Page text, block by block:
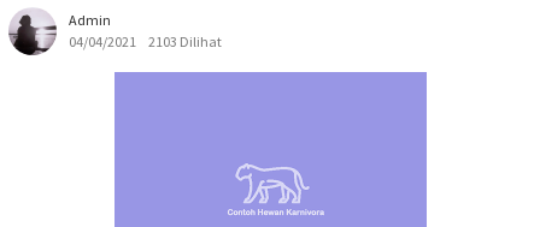
Admin
04/04/2021
2103 Dilihat